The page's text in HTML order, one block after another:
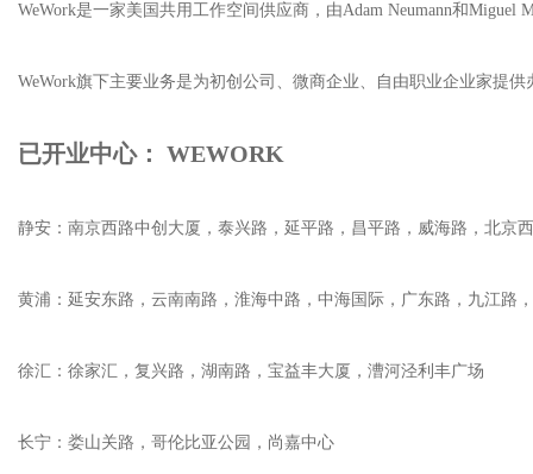
WeWork是一家美国共用工作空间供应商，由Adam Neumann和
WeWork旗下主要业务是为初创公司、微商企业、自由职业企业家提供
已开业中心： WEWORK
静安：南京西路中创大厦，泰兴路，延平路，昌平路，威海路，北京
黄浦：延安东路，云南南路，淮海中路，中海国际，广东路，九江路
徐汇：徐家汇，复兴路，湖南路，宝益丰大厦，漕河泾利丰广场
长宁：娄山关路，哥伦比亚公园，尚嘉中心